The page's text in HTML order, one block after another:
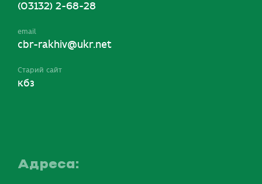
(03132) 2-68-28
email
cbr-rakhiv@ukr.net
Старий сайт
кбз
Адреса: